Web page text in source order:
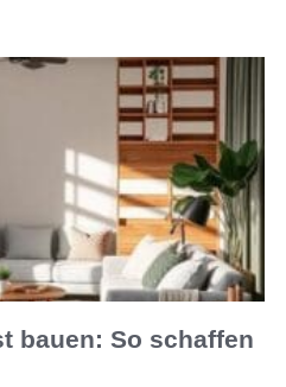
bauen: So schaffen